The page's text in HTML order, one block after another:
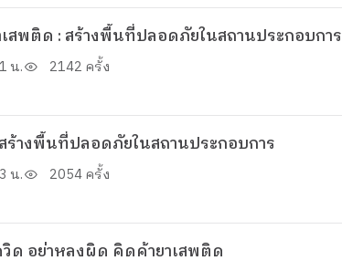
สพติด : สร้างพื้นที่ปลอดภัยในสถานประกอบการ
น. 2142 ครั้ง
ร้างพื้นที่ปลอดภัยในสถานประกอบการ
น. 2054 ครั้ง
วิด อย่าหลงผิด คิดค้ายาเสพติด